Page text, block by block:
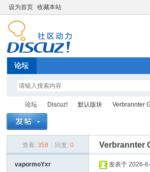
设为首页 收藏本站
论坛
论坛
›
Discuz!
›
默认版块
›
Verbrannter
查看: 358 回复: 0 Verbrannter
vapormoYxr 发表于 2026-